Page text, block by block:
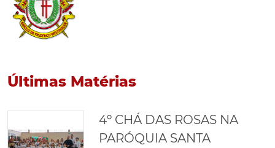
Últimas Matérias
4º CHÁ DAS ROSAS NA
PARÓQUIA SANTA